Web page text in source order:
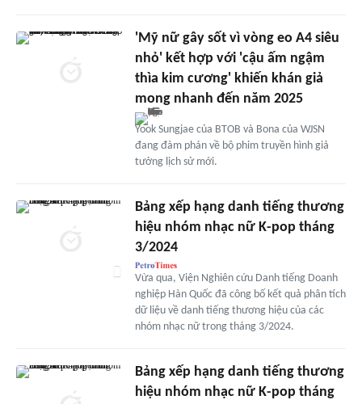
'Mỹ nữ gây sốt vì vòng eo A4 siêu
nhỏ' kết hợp với 'cậu ấm ngậm
thìa kim cương' khiến khán giả
mong nhanh đến năm 2025
Yook Sungjae của BTOB và Bona của WJSN
đang đàm phán về bộ phim truyền hình giả
tưởng lịch sử mới.
Bảng xếp hạng danh tiếng thương
hiệu nhóm nhạc nữ K-pop tháng
3/2024
Vừa qua, Viện Nghiên cứu Danh tiếng Doanh
nghiệp Hàn Quốc đã công bố kết quả phân tích
dữ liệu về danh tiếng thương hiệu của các
nhóm nhạc nữ trong tháng 3/2024.
Bảng xếp hạng danh tiếng thương
hiệu nhóm nhạc nữ K-pop tháng